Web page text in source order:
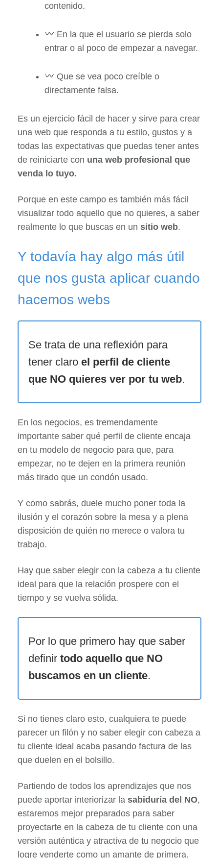
contenido.
En la que el usuario se pierda solo
entrar o al poco de empezar a navegar.
Que se vea poco creíble o
directamente falsa.
Es un ejercicio fácil de hacer y sirve para crear
una web que responda a tu estilo, gustos y a
todas las expectativas que puedas tener antes
de reiniciarte con una web profesional que
venda lo tuyo.
Porque en este campo es también más fácil
visualizar todo aquello que no quieres, a saber
realmente lo que buscas en un sitio web.
Y todavía hay algo más útil
que nos gusta aplicar cuando
hacemos webs
Se trata de una reflexión para
tener claro el perfil de cliente
que NO quieres ver por tu web.
En los negocios, es tremendamente
importante saber qué perfil de cliente encaja
en tu modelo de negocio para que, para
empezar, no te dejen en la primera reunión
más tirado que un condón usado.
Y como sabrás, duele mucho poner toda la
ilusión y el corazón sobre la mesa y a plena
disposición de quién no merece o valora tu
trabajo.
Hay que saber elegir con la cabeza a tu cliente
ideal para que la relación prospere con el
tiempo y se vuelva sólida.
Por lo que primero hay que saber
definir todo aquello que NO
buscamos en un cliente.
Si no tienes claro esto, cualquiera te puede
parecer un filón y no saber elegir con cabeza a
tu cliente ideal acaba pasando factura de las
que duelen en el bolsillo.
Partiendo de todos los aprendizajes que nos
puede aportar interiorizar la sabiduría del NO,
estaremos mejor preparados para saber
proyectarte en la cabeza de tu cliente con una
versión auténtica y atractiva de tu negocio que
logre venderte como un amante de primera.